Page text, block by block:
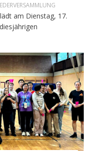
am Dienstag, 17.